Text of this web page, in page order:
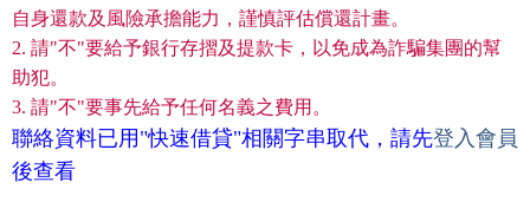
自身還款及風險承擔能力，謹慎評估償還計畫。
2. 請"不"要給予銀行存摺及提款卡，以免成為詐騙集團的幫
助犯。
3. 請"不"要事先給予任何名義之費用。
聯絡資料已用"快速借貸"相關字串取代，請先登入會員
後查看